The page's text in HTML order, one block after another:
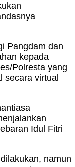
Pangdam dan
kepada
Polresta yang
secara virtual
Idul Fitri
namun